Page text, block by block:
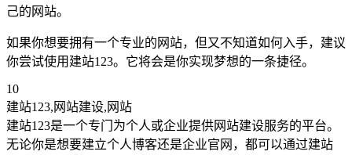
己的网站。
如果你想要拥有一个专业的网站，但又不知道如何入手，建议
你尝试使用建站123。它将会是你实现梦想的一条捷径。
10
建站123,网站建设,网站
建站123是一个专门为个人或企业提供网站建设服务的平台。
无论你是想要建立个人博客还是企业官网，都可以通过建站